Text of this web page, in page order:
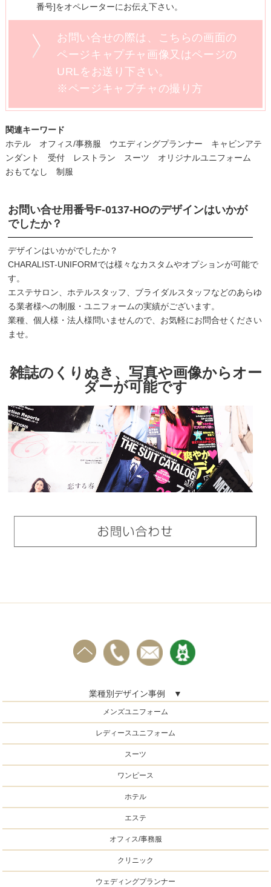
番号]をオペレーターにお伝え下さい。
お問い合せの際は、こちらの画面の
ページキャプチャ画像又はページの
URLをお送り下さい。
※ページキャプチャの撮り方
関連キーワード
ホテル オフィス/事務服 ウエディングプランナー キャビンアテ
ンダント 受付 レストラン スーツ オリジナルユニフォーム
おもてなし 制服
お問い合せ用番号F-0137-HOのデザインはいかが
でしたか？
デザインはいかがでしたか？
CHARALIST-UNIFORMでは様々なカスタムやオプションが可能で
す。
エステサロン、ホテルスタッフ、ブライダルスタッフなどのあらゆ
る業者様への制服・ユニフォームの実績がございます。
業種、個人様・法人様問いませんので、お気軽にお問合せください
ませ。
雑誌のくりぬき、写真や画像からオー
ダーが可能です
業種別デザイン事例 ▼
メンズユニフォーム
レディースユニフォーム
スーツ
ワンピース
ホテル
エステ
オフィス/事務服
クリニック
ウェディングプランナー